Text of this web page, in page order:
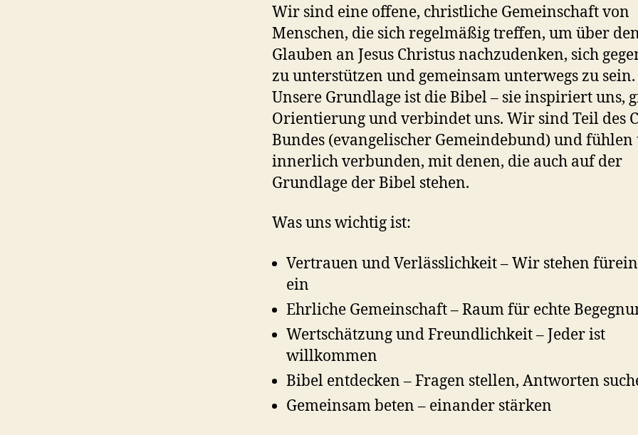
Wir sind eine offene, christliche Gemeinschaft von
Menschen, die sich regelmäßig treffen, um über
Glauben an Jesus Christus nachzudenken, sich
zu unterstützen und gemeinsam unterwegs zu sein.
Unsere Grundlage ist die Bibel – sie inspiriert uns,
Orientierung und verbindet uns. Wir sind Teil des
Bundes (evangelischer Gemeindebund) und fühlen
innerlich verbunden, mit denen, die auch auf der
Grundlage der Bibel stehen.
Was uns wichtig ist:
Vertrauen und Verlässlichkeit – Wir stehen
ein
Ehrliche Gemeinschaft – Raum für echte
Wertschätzung und Freundlichkeit – Jeder ist
willkommen
Bibel entdecken – Fragen stellen, Antworten
Gemeinsam beten – einander stärken